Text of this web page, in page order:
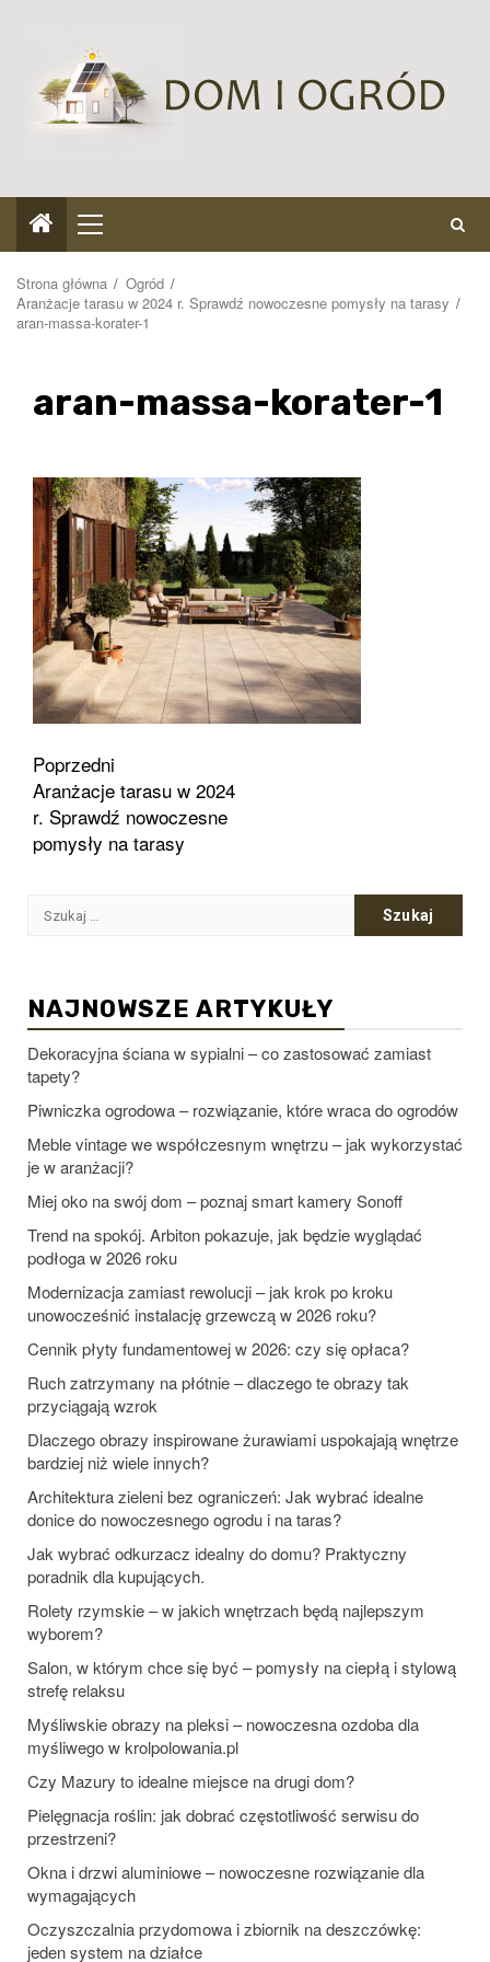
Menu
główne
Strona główna
Ogród
Aranżacje tarasu w 2024 r. Sprawdź nowoczesne pomysły na tarasy
aran-massa-korater-1
aran-massa-korater-1
Zobacz
wpisy
Poprzedni
Aranżacje tarasu w 2024
r. Sprawdź nowoczesne
pomysły na tarasy
Szukaj:
NAJNOWSZE ARTYKUŁY
Dekoracyjna ściana w sypialni – co zastosować zamiast
tapety?
Piwniczka ogrodowa – rozwiązanie, które wraca do ogrodów
Meble vintage we współczesnym wnętrzu – jak wykorzystać
je w aranżacji?
Miej oko na swój dom – poznaj smart kamery Sonoff
Trend na spokój. Arbiton pokazuje, jak będzie wyglądać
podłoga w 2026 roku
Modernizacja zamiast rewolucji – jak krok po kroku
unowocześnić instalację grzewczą w 2026 roku?
Cennik płyty fundamentowej w 2026: czy się opłaca?
Ruch zatrzymany na płótnie – dlaczego te obrazy tak
przyciągają wzrok
Dlaczego obrazy inspirowane żurawiami uspokajają wnętrze
bardziej niż wiele innych?
Architektura zieleni bez ograniczeń: Jak wybrać idealne
donice do nowoczesnego ogrodu i na taras?
Jak wybrać odkurzacz idealny do domu? Praktyczny
poradnik dla kupujących.
Rolety rzymskie – w jakich wnętrzach będą najlepszym
wyborem?
Salon, w którym chce się być – pomysły na ciepłą i stylową
strefę relaksu
Myśliwskie obrazy na pleksi – nowoczesna ozdoba dla
myśliwego w krolpolowania.pl
Czy Mazury to idealne miejsce na drugi dom?
Pielęgnacja roślin: jak dobrać częstotliwość serwisu do
przestrzeni?
Okna i drzwi aluminiowe – nowoczesne rozwiązanie dla
wymagających
Oczyszczalnia przydomowa i zbiornik na deszczówkę:
jeden system na działce